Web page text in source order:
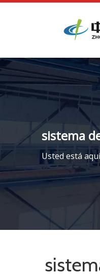
sistema
Usted está